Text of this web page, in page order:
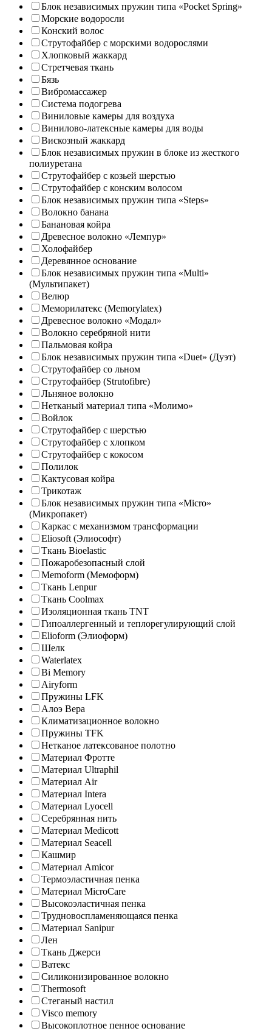
Блок независимых пружин типа «Pocket Spring»
Морские водоросли
Конский волос
Струтофайбер с морскими водорослями
Хлопковый жаккард
Стретчевая ткань
Бязь
Вибромассажер
Система подогрева
Виниловые камеры для воздуха
Винилово-латексные камеры для воды
Вискозный жаккард
Блок независимых пружин в блоке из жесткого
полиуретана
Струтофайбер с козьей шерстью
Струтофайбер с конским волосом
Блок независимых пружин типа «Steps»
Волокно банана
Банановая койра
Древесное волокно «Лемпур»
Холофайбер
Деревянное основание
Блок независимых пружин типа «Multi»
(Мультипакет)
Велюр
Меморилатекс (Memorylatex)
Древесное волокно «Модал»
Волокно серебряной нити
Пальмовая койра
Блок независимых пружин типа «Duet» (Дуэт)
Струтофайбер со льном
Струтофайбер (Strutofibre)
Льняное волокно
Нетканый материал типа «Молимо»
Войлок
Струтофайбер с шерстью
Струтофайбер с хлопком
Струтофайбер с кокосом
Полилок
Кактусовая койра
Трикотаж
Блок независимых пружин типа «Micro»
(Микропакет)
Каркас с механизмом трансформации
Eliosoft (Элиософт)
Ткань Bioelastic
Пожаробезопасный слой
Memoform (Мемоформ)
Ткань Lenpur
Ткань Coolmax
Изоляционная ткань TNT
Гипоаллергенный и теплорегулирующий слой
Elioform (Элиоформ)
Шелк
Waterlatex
Bi Memory
Airyform
Пружины LFK
Алоэ Вера
Климатизационное волокно
Пружины TFK
Нетканое латексованое полотно
Материал Фротте
Материал Ultraphil
Материал Air
Материал Intera
Материал Lyocell
Серебрянная нить
Материал Medicott
Материал Seacell
Кашмир
Материал Amicor
Термоэластичная пенка
Материал MicroCare
Высокоэластичная пенка
Трудновоспламеняющаяся пенка
Материал Sanipur
Лен
Ткань Джерси
Ватекс
Силиконизированное волокно
Thermosoft
Стеганый настил
Visco memory
Высокоплотное пенное основание